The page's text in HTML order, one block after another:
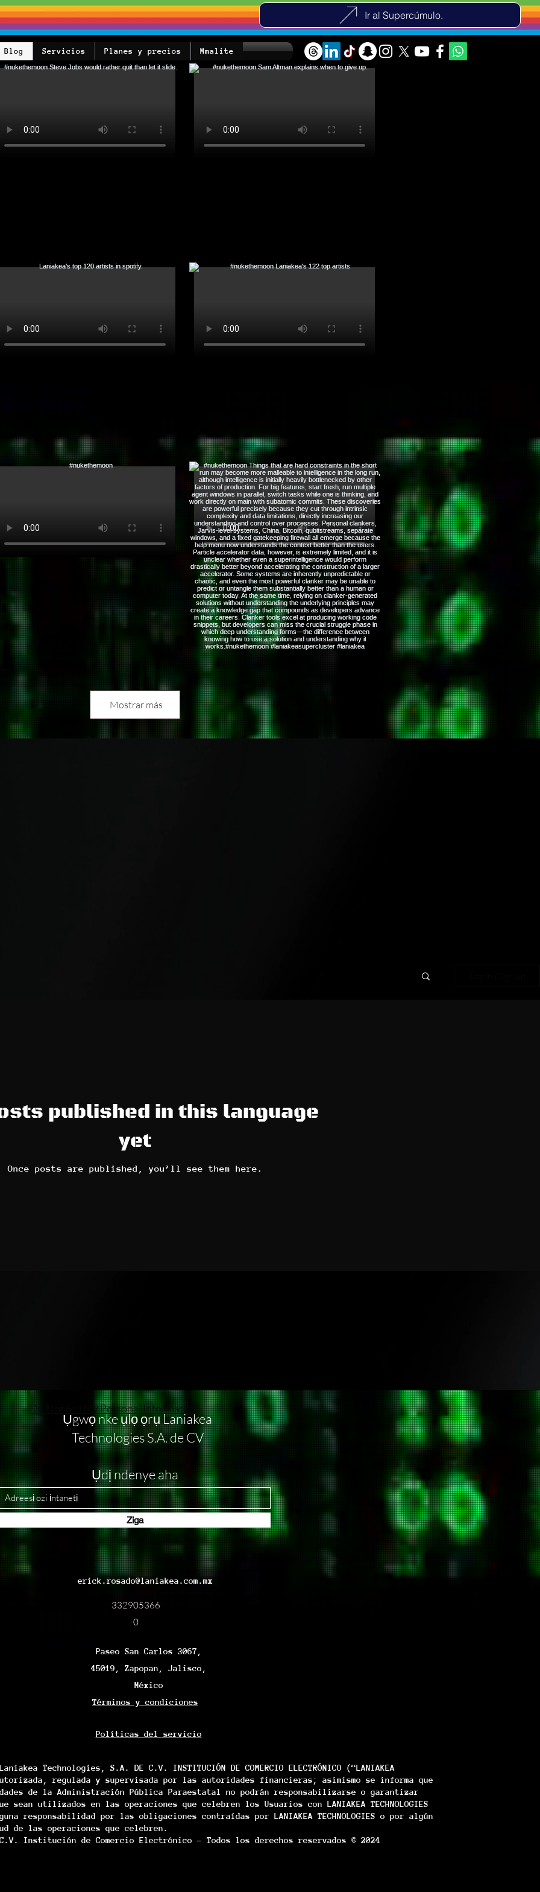
Ir al Supercúmulo.
Mmalite
Planes y precios
Servicios
Blog
Mostrar más
published in this language
yet
Once posts are published, you’ll see them here.
Ụgwọ nke ụlọ ọrụ Laniakea
Technologies S.A. de CV
Do Not Sell My Personal Information
Ụdị ndenye aha
Ziga
erick.rosado@laniakea.com.mx
332905366
0
Paseo San Carlos 3067,
45019, Zapopan, Jalisco,
México
Términos y condiciones
Políticas del servicio
Technologies, S.A. DE C.V. INSTITUCIÓN DE COMERCIO ELECTRÓNICO (“LANIAKEA
autorizada, regulada y supervisada por las autoridades financieras; asimismo se informa que
de la Administración Pública Paraestatal no podrán responsabilizarse o garantizar
utilizados en las operaciones que celebren los Usuarios con LANIAKEA TECHNOLOGIES
responsabilidad por las obligaciones contraídas por LANIAKEA TECHNOLOGIES o por algún
de las operaciones que celebren.
de C.V. Institución de Comercio Electrónico - Todos los derechos reservados © 2024